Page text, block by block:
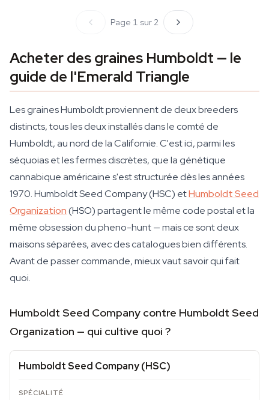
Page 1 sur 2
Acheter des graines Humboldt — le
guide de l'Emerald Triangle
Les graines Humboldt proviennent de deux breeders
distincts, tous les deux installés dans le comté de
Humboldt, au nord de la Californie. C'est ici, parmi les
séquoias et les fermes discrètes, que la génétique
cannabique américaine s'est structurée dès les années
1970. Humboldt Seed Company (HSC) etHumboldt Seed
Organization(HSO) partagent le même code postal et la
même obsession du pheno-hunt — mais ce sont deux
maisons séparées, avec des catalogues bien différents.
Avant de passer commande, mieux vaut savoir qui fait
quoi.
Humboldt Seed Company contre Humboldt Seed
Organization — qui cultive quoi ?
Humboldt Seed Company (HSC)